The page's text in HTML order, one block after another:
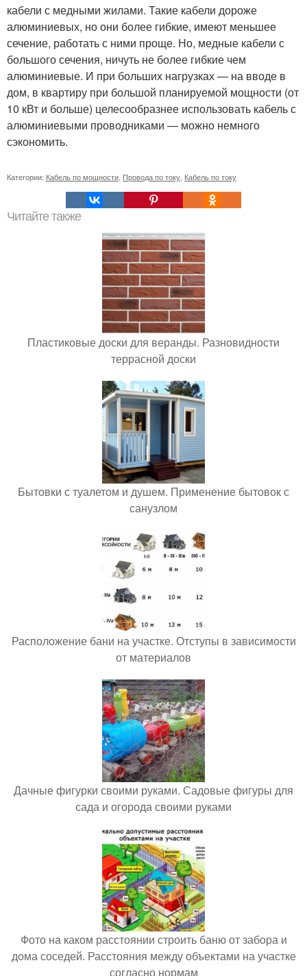
кабели с медными жилами. Такие кабели дороже
алюминиевых, но они более гибкие, имеют меньшее
сечение, работать с ними проще. Но, медные кабели с
большого сечения, ничуть не более гибкие чем
алюминиевые. И при больших нагрузках — на вводе в
дом, в квартиру при большой планируемой мощности (от
10 кВт и больше) целесообразнее использовать кабель с
алюминиевыми проводниками — можно немного
сэкономить.
Категории: Кабель по мощности Провода по току Кабель по току
Читайте также
Пластиковые доски для веранды. Разновидности
террасной доски
Бытовки с туалетом и душем. Применение бытовок с
санузлом
Расположение бани на участке. Отступы в зависимости
от материалов
Дачные фигурки своими руками. Садовые фигуры для
сада и огорода своими руками
Фото на каком расстоянии строить баню от забора и
дома соседей. Расстояния между объектами на участке
согласно нормам